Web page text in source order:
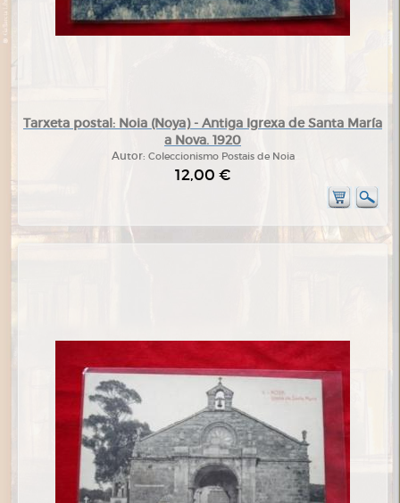
Tarxeta postal: Noia (Noya) - Antiga Igrexa de Santa María
a Nova. 1920
Autor: Coleccionismo Postais de Noia
12,00 €